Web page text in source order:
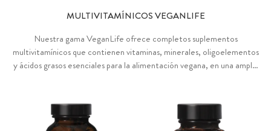
aminoácidos y ácidos grasos omega-3 activos solo se encuentran en
pequeñas concentraciones en las plantas. Por ello, varios nutricionistas y
asociaciones veganas recomiendan suplementar estos nutrientes.
MULTIVITAMÍNICOS VEGANLIFE
Nuestra gama VeganLife ofrece completos suplementos
multivitamínicos que contienen vitaminas, minerales, oligoelementos
y ácidos grasos esenciales para la alimentación vegana, en una amplia
avanzado (VeganLife Essentials Plus), complejo integral de
nutrientes bioactivos (VeganLife Bioactive) y suplemento de